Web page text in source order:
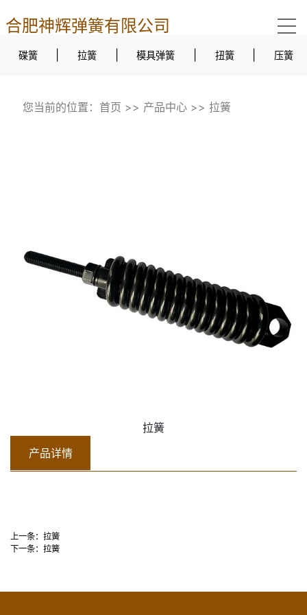
合肥神辉弹簧有限公司
碟簧 拉簧 模具弹簧 扭簧 压簧
您当前的位置： 首页 >> 产品中心>> 拉簧
拉簧
产品详情
上一条： 拉簧
下一条： 拉簧